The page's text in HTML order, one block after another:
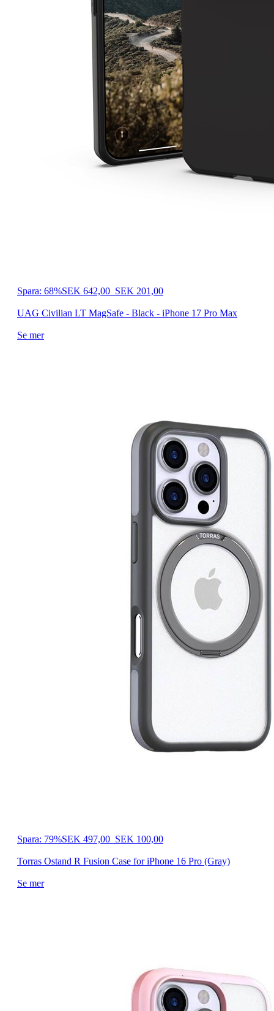
Spara: 68%SEK 642,00 SEK 201,00
UAG Civilian LT MagSafe - Black - iPhone 17 Pro Max
Se mer
Spara: 79%SEK 497,00 SEK 100,00
Torras Ostand R Fusion Case for iPhone 16 Pro (Gray)
Se mer